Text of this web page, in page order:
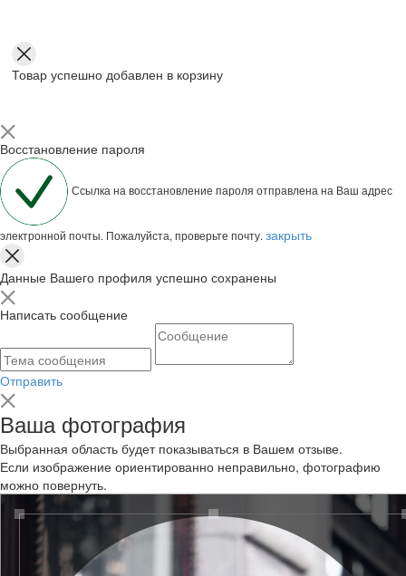
Товар успешно добавлен в корзину
Восстановление пароля
Ссылка на восстановление пароля отправлена на Ваш адрес
электронной почты. Пожалуйста, проверьте почту. закрыть
Данные Вашего профиля успешно сохранены
Написать сообщение
Отправить
Ваша фотография
Выбранная область будет показываться в Вашем отзыве.
Если изображение ориентированно неправильно, фотографию
можно повернуть.